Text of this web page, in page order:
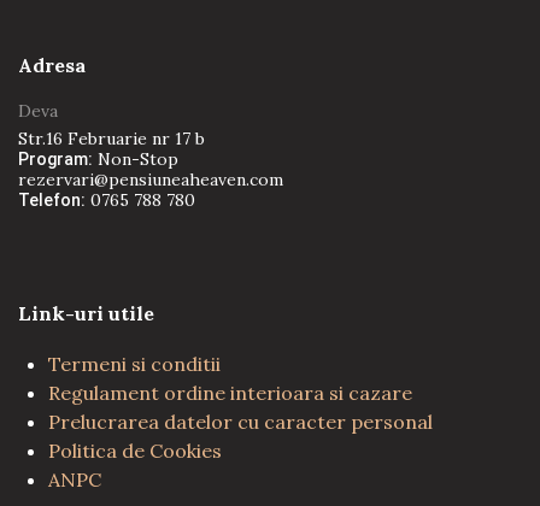
Adresa
Deva
Str.16 Februarie nr 17 b
Program: Non-Stop
rezervari@pensiuneaheaven.com
Telefon: 0765 788 780
Link-uri utile
Termeni si conditii
Regulament ordine interioara si cazare
Prelucrarea datelor cu caracter personal
Politica de Cookies
ANPC